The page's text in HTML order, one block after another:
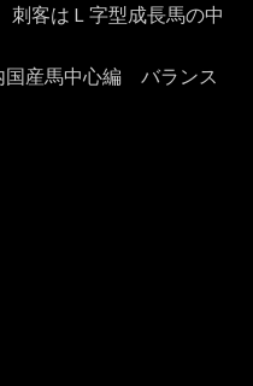
客はＬ字型成長馬の中
産馬中心編 バランス